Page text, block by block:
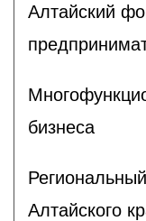
Алтайский
бизнеса
Алтайского